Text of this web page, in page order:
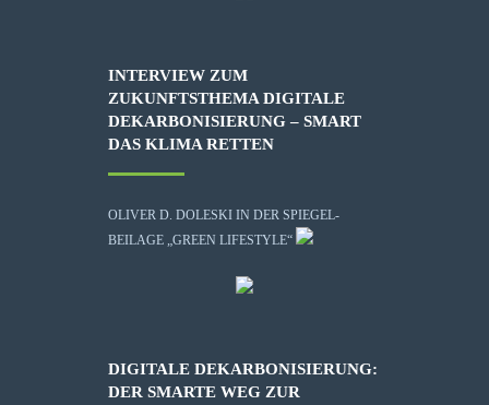
INTERVIEW ZUM
ZUKUNFTSTHEMA DIGITALE
DEKARBONISIERUNG – SMART
DAS KLIMA RETTEN
OLIVER D. DOLESKI IN DER SPIEGEL-
BEILAGE „GREEN LIFESTYLE“
DIGITALE DEKARBONISIERUNG:
DER SMARTE WEG ZUR